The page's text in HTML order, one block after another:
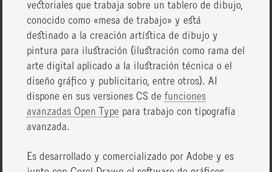
vectoriales que trabaja sobre un tablero de dibujo,
conocido como «mesa de trabajo» y está
destinado a la creación artística de dibujo y
pintura para ilustración (ilustración como rama del
arte digital aplicado a la ilustración técnica o el
diseño gráfico y publicitario, entre otros). AI
dispone en sus versiones CS defunciones
avanzadas Open Type para trabajo con tipografía
avanzada.
Es desarrollado y comercializado por Adobe y es